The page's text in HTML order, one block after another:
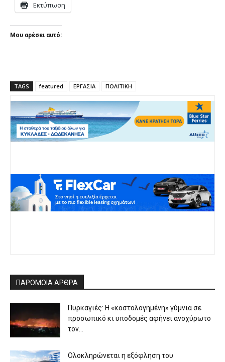
Εκτύπωση
Μου αρέσει αυτό:
TAGS featured ΕΡΓΑΣΙΑ ΠΟΛΙΤΙΚΗ
ΠΑΡΟΜΟΙΑ ΑΡΘΡΑ
Πυρκαγιές: Η «κοστολογημένη» γύμνια σε
προσωπικό κι υποδομές αφήνει ανοχύρωτο
τον...
Ολοκληρώνεται η εξόφληση του